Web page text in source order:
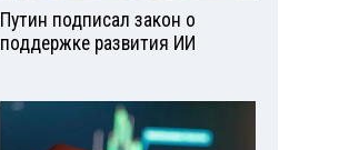
Путин подписал закон о
поддержке развития ИИ